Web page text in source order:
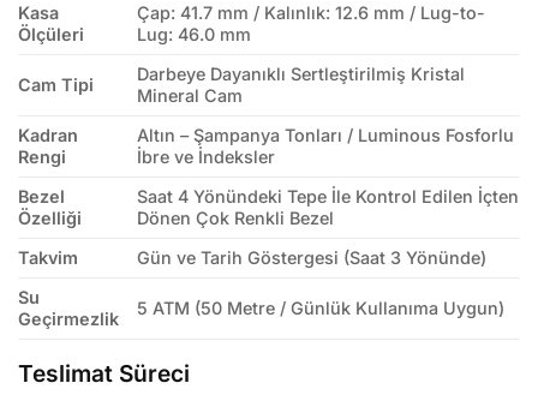
Kasa
Ölçüleri
Çap: 41.7 mm / Kalınlık: 12.6 mm / Lug-to-
Lug: 46.0 mm
Cam Tipi
Darbeye Dayanıklı Sertleştirilmiş Kristal
Mineral Cam
Kadran
Rengi
Altın – Şampanya Tonları / Luminous Fosforlu
İbre ve İndeksler
Bezel
Özelliği
Saat 4 Yönündeki Tepe İle Kontrol Edilen İçten
Dönen Çok Renkli Bezel
Takvim
Gün ve Tarih Göstergesi (Saat 3 Yönünde)
Su
Geçirmezlik
5 ATM (50 Metre / Günlük Kullanıma Uygun)
Teslimat Süreci